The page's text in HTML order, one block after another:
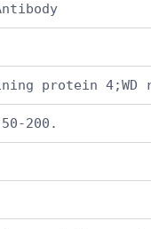
protein 4;WD
200.